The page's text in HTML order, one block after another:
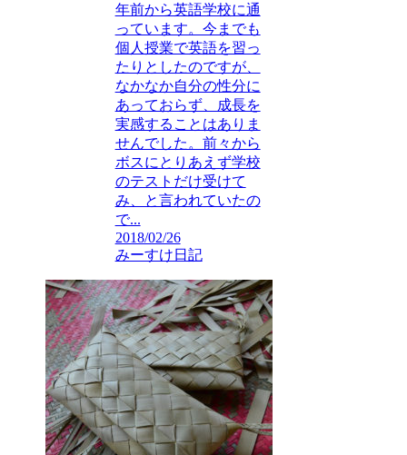
年前から英語学校に通
っています。今までも
個人授業で英語を習っ
たりとしたのですが、
なかなか自分の性分に
あっておらず、成長を
実感することはありま
せんでした。前々から
ボスにとりあえず学校
のテストだけ受けて
み、と言われていたの
で...
2018/02/26
みーすけ日記